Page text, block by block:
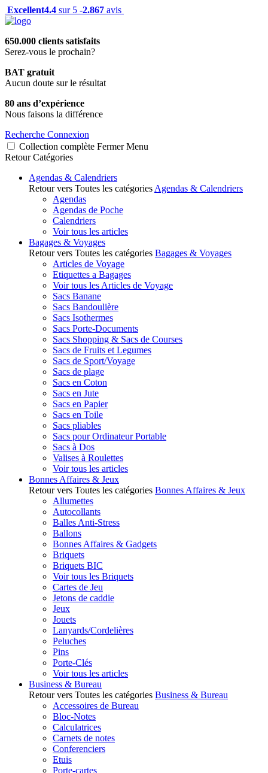
Excellent4.4 sur 5 -2.867 avis
650.000 clients satisfaits
Serez-vous le prochain?
BAT gratuit
Aucun doute sur le résultat
80 ans d’expérience
Nous faisons la différence
Recherche Connexion
Collection complète Fermer Menu
Retour Catégories
Agendas & Calendriers
Retour vers Toutes les catégories Agendas & Calendriers
Agendas
Agendas de Poche
Calendriers
Voir tous les articles
Bagages & Voyages
Retour vers Toutes les catégories Bagages & Voyages
Articles de Voyage
Etiquettes a Bagages
Voir tous les Articles de Voyage
Sacs Banane
Sacs Bandoulière
Sacs Isothermes
Sacs Porte-Documents
Sacs Shopping & Sacs de Courses
Sacs de Fruits et Legumes
Sacs de Sport/Voyage
Sacs de plage
Sacs en Coton
Sacs en Jute
Sacs en Papier
Sacs en Toile
Sacs pliables
Sacs pour Ordinateur Portable
Sacs à Dos
Valises à Roulettes
Voir tous les articles
Bonnes Affaires & Jeux
Retour vers Toutes les catégories Bonnes Affaires & Jeux
Allumettes
Autocollants
Balles Anti-Stress
Ballons
Bonnes Affaires & Gadgets
Briquets
Briquets BIC
Voir tous les Briquets
Cartes de Jeu
Jetons de caddie
Jeux
Jouets
Lanyards/Cordelières
Peluches
Pins
Porte-Clés
Voir tous les articles
Business & Bureau
Retour vers Toutes les catégories Business & Bureau
Accessoires de Bureau
Bloc-Notes
Calculatrices
Carnets de notes
Conferenciers
Etuis
Porte-cartes